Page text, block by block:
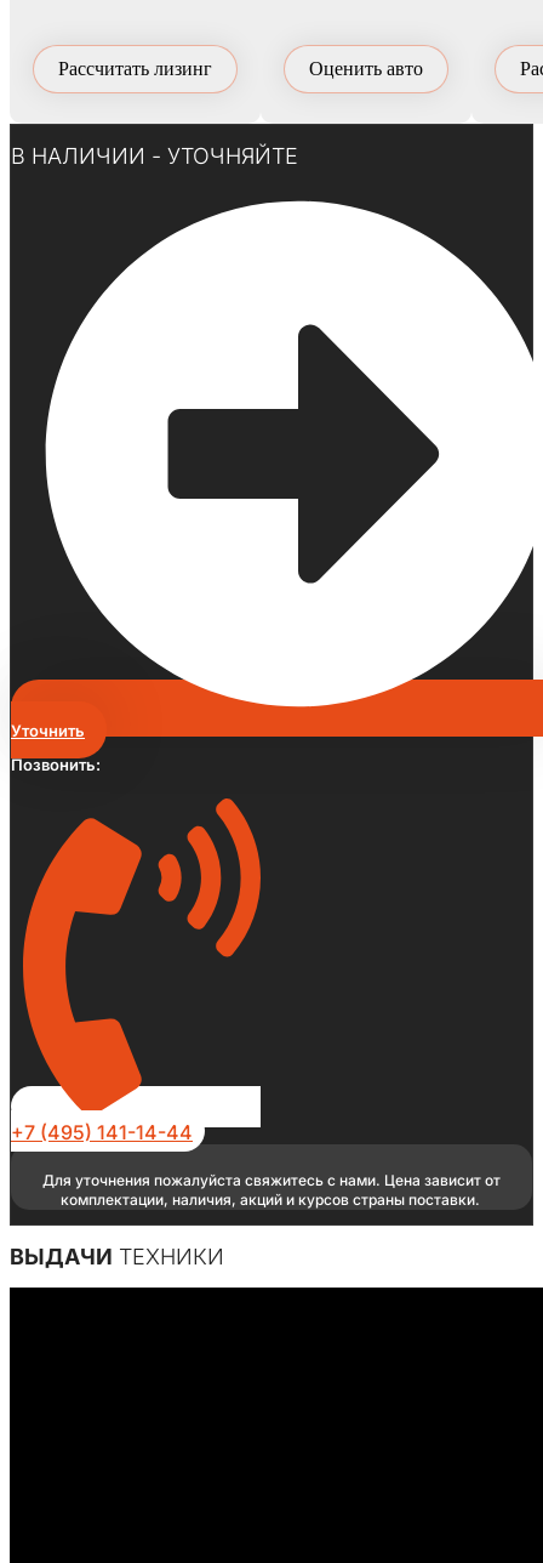
Рассчитать лизинг Оценить авто
В НАЛИЧИИ - УТОЧНЯЙТЕ
Уточнить
Позвонить:
+7 (495) 141-14-44
Для уточнения пожалуйста свяжитесь с нами. Цена зависит от
комплектации, наличия, акций и курсов страны поставки.
ВЫДАЧИ ТЕХНИКИ